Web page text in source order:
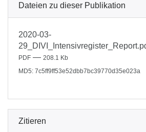
Dateien zu dieser Publikation
2020-03-
PDF — 208.1 Kb
MD5: 7c5ff9ff53e52dbb7bc39770d35e023a
Zitieren